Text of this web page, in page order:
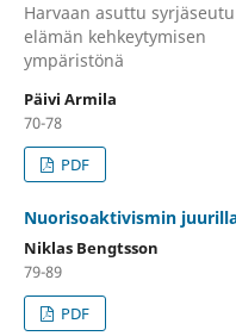
Harvaan asuttu syrjäseutu
elämän kehkeytymisen
ympäristönä
Päivi Armila
70-78
PDF
Nuorisoaktivismin
Niklas Bengtsson
79-89
PDF